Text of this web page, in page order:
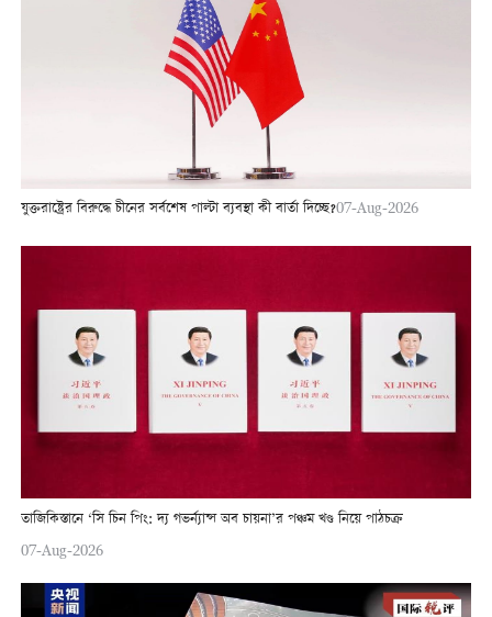
যুক্তরাষ্ট্রের বিরুদ্ধে চীনের সর্বশেষ পাল্টা ব্যবস্থা কী বার্তা দিচ্ছে?07-Aug-2026
তাজিকিস্তানে ‘সি চিন পিং: দ্য গভর্ন্যান্স অব চায়না’র পঞ্চম খণ্ড নিয়ে পাঠচক্র
07-Aug-2026